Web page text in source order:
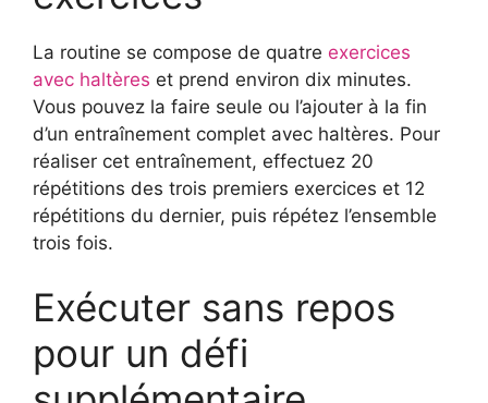
La routine se compose de quatre exercices
avec haltères et prend environ dix minutes.
Vous pouvez la faire seule ou l’ajouter à la fin
d’un entraînement complet avec haltères. Pour
réaliser cet entraînement, effectuez 20
répétitions des trois premiers exercices et 12
répétitions du dernier, puis répétez l’ensemble
trois fois.
Exécuter sans repos
pour un défi